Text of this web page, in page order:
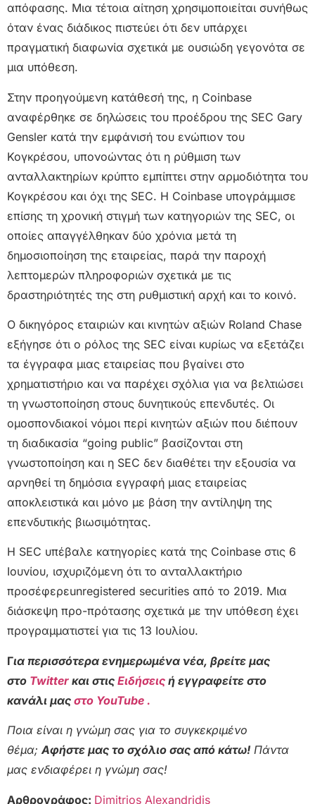
απόφασης. Μια τέτοια αίτηση χρησιμοποιείται συνήθως
όταν ένας διάδικος πιστεύει ότι δεν υπάρχει
πραγματική διαφωνία σχετικά με ουσιώδη γεγονότα σε
μια υπόθεση.
Στην προηγούμενη κατάθεσή της, η Coinbase
αναφέρθηκε σε δηλώσεις του προέδρου της SEC Gary
Gensler κατά την εμφάνισή του ενώπιον του
Κογκρέσου, υπονοώντας ότι η ρύθμιση των
ανταλλακτηρίων κρύπτο εμπίπτει στην αρμοδιότητα του
Κογκρέσου και όχι της SEC. Η Coinbase υπογράμμισε
επίσης τη χρονική στιγμή των κατηγοριών της SEC, οι
οποίες απαγγέλθηκαν δύο χρόνια μετά τη
δημοσιοποίηση της εταιρείας, παρά την παροχή
λεπτομερών πληροφοριών σχετικά με τις
δραστηριότητές της στη ρυθμιστική αρχή και το κοινό.
Ο δικηγόρος εταιριών και κινητών αξιών Roland Chase
εξήγησε ότι ο ρόλος της SEC είναι κυρίως να εξετάζει
τα έγγραφα μιας εταιρείας που βγαίνει στο
χρηματιστήριο και να παρέχει σχόλια για να βελτιώσει
τη γνωστοποίηση στους δυνητικούς επενδυτές. Οι
ομοσπονδιακοί νόμοι περί κινητών αξιών που διέπουν
τη διαδικασία “going public” βασίζονται στη
γνωστοποίηση και η SEC δεν διαθέτει την εξουσία να
αρνηθεί τη δημόσια εγγραφή μιας εταιρείας
αποκλειστικά και μόνο με βάση την αντίληψη της
επενδυτικής βιωσιμότητας.
Η SEC υπέβαλε κατηγορίες κατά της Coinbase στις 6
Ιουνίου, ισχυριζόμενη ότι το ανταλλακτήριο
προσέφερεunregistered securities από το 2019. Μια
διάσκεψη προ-πρότασης σχετικά με την υπόθεση έχει
προγραμματιστεί για τις 13 Ιουλίου.
Για περισσότερα ενημερωμένα νέα, βρείτε μας
στο Twitter και στις Ειδήσεις ή εγγραφείτε στο
κανάλι μας στο YouTube .
Ποια είναι η γνώμη σας για το συγκεκριμένο
θέμα;Αφήστε μας το σχόλιο σας από κάτω! Πάντα
μας ενδιαφέρει η γνώμη σας!
Αρθρογράφος: Dimitrios Alexandridis